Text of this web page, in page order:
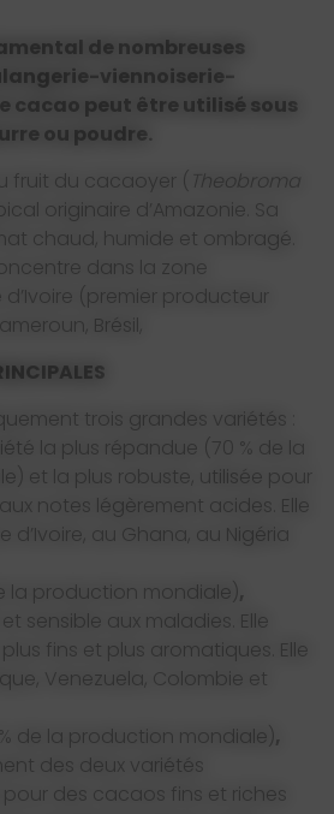
de nombreuses
viennoiserie-
cacao peut être utilisé sous
ou poudre.
fruit du cacaoyer ( Theobroma
originaire d’Amazonie. Sa
chaud, humide et ombragé.
dans la zone
(premier producteur
Brésil,
trois grandes variétés :
la plus répandue (70 % de la
et la plus robuste, utilisée pour
notes légèrement acides. Elle
au Ghana, au Nigéria
la production mondiale),
sensible aux maladies. Elle
fins et plus aromatiques. Elle
Venezuela, Colombie et
de la production mondiale),
des deux variétés
des cacaos fins et riches